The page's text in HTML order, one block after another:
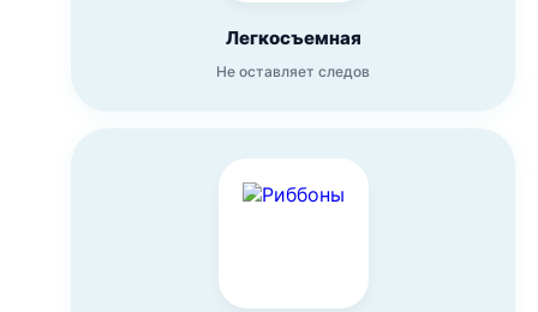
Легкосъемная
Не оставляет следов